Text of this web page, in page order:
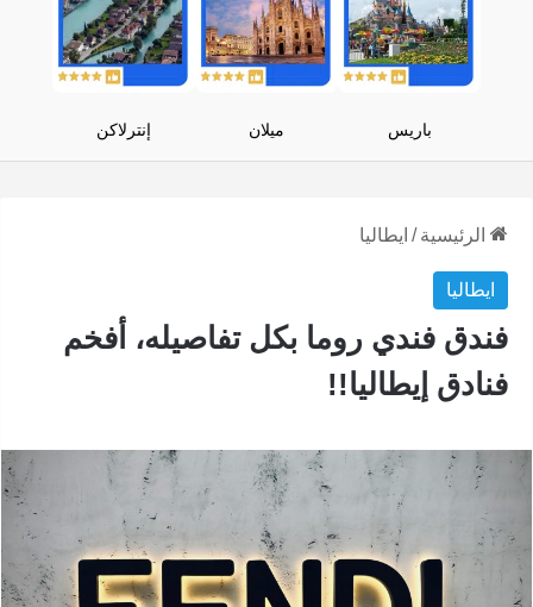
باريس ميلان إنترلاكن
الرئيسية / ايطاليا
ايطاليا
فندق فندي روما بكل تفاصيله، أفخم
فنادق إيطاليا!!